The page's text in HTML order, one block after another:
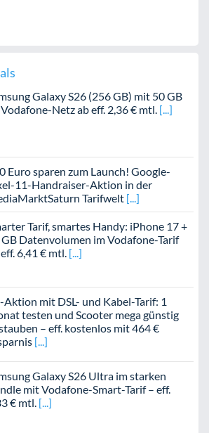
Galaxy S26 (256 GB) mit 50 GB
Netz ab eff. 2,36 € mtl.
Euro sparen zum Launch! Google-
11-Handraiser-Aktion in der
Tarifwelt
Tarif, smartes Handy: iPhone 17 +
Datenvolumen im Vodafone-Tarif
6,41 € mtl.
Aktion mit DSL- und Kabel-Tarif: 1
testen und Scooter mega günstig
– eff. kostenlos mit 464 €
Galaxy S26 Ultra im starken
mit Vodafone-Smart-Tarif – eff.
€ mtl.